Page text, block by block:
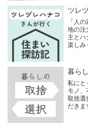
ツレ
「人
地の注
主とハ
楽しみ
暮ら
私にと
モノ、
取捨選
だきま